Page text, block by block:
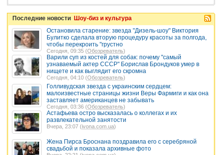
Последние новости Шоу-биз и культура
Остановила старение: звезда "Дизель-шоу" Виктория
Булитко сделала вторую процедуру красоты за полгода,
чтобы перекроить "грустно
Сегодня, 09:35 (Обозреватель)
Варили суп из костей для собак: почему "самый
узнаваемый актер СССР" Борислав Брондуков умер в
нищете и как выглядит его скромна
Сегодня, 04:10 (Обозреватель)
Голливудская звезда с украинским сердцем:
малоизвестные страницы жизни Веры Фармиги и как она
заставляет американцев не забывать
Сегодня, 03:36 (Обозреватель)
Астафьева остро высказалась о коллегах и их
развлекательной занятости
Вчера, 23:07 (ivona.com.ua)
Жена Пирса Броснана поздравила его с серебряной
свадьбой и показала архивные фото